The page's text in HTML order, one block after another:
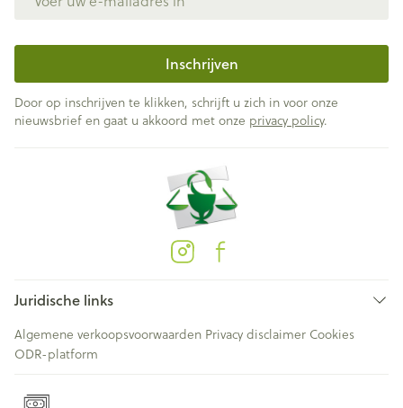
Inschrijven
Door op inschrijven te klikken, schrijft u zich in voor onze
nieuwsbrief en gaat u akkoord met onze privacy policy.
Juridische links
Algemene verkoopsvoorwaarden Privacy disclaimer Cookies
ODR-platform